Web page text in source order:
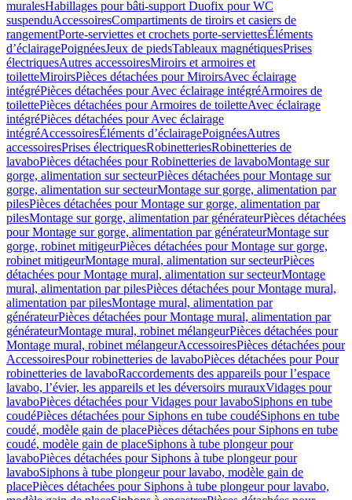
muralesHabillages pour bâti-support Duofix pour WC
suspenduAccessoiresCompartiments de tiroirs et casiers de
rangementPorte-serviettes et crochets porte-serviettesÉléments
d’éclairagePoignéesJeux de piedsTableaux magnétiquesPrises
électriquesAutres accessoiresMiroirs et armoires et
toiletteMiroirsPièces détachées pour MiroirsAvec éclairage
intégréPièces détachées pour Avec éclairage intégréArmoires de
toilettePièces détachées pour Armoires de toiletteAvec éclairage
intégréPièces détachées pour Avec éclairage
intégréAccessoiresÉléments d’éclairagePoignéesAutres
accessoiresPrises électriquesRobinetteriesRobinetteries de
lavaboPièces détachées pour Robinetteries de lavaboMontage sur
gorge, alimentation sur secteurPièces détachées pour Montage sur
gorge, alimentation sur secteurMontage sur gorge, alimentation par
pilesPièces détachées pour Montage sur gorge, alimentation par
pilesMontage sur gorge, alimentation par générateurPièces détachées
pour Montage sur gorge, alimentation par générateurMontage sur
gorge, robinet mitigeurPièces détachées pour Montage sur gorge,
robinet mitigeurMontage mural, alimentation sur secteurPièces
détachées pour Montage mural, alimentation sur secteurMontage
mural, alimentation par pilesPièces détachées pour Montage mural,
alimentation par pilesMontage mural, alimentation par
générateurPièces détachées pour Montage mural, alimentation par
générateurMontage mural, robinet mélangeurPièces détachées pour
Montage mural, robinet mélangeurAccessoiresPièces détachées pour
AccessoiresPour robinetteries de lavaboPièces détachées pour Pour
robinetteries de lavaboRaccordements des appareils pour l’espace
lavabo, l’évier, les appareils et les déversoirs murauxVidages pour
lavaboPièces détachées pour Vidages pour lavaboSiphons en tube
coudéPièces détachées pour Siphons en tube coudéSiphons en tube
coudé, modèle gain de placePièces détachées pour Siphons en tube
coudé, modèle gain de placeSiphons à tube plongeur pour
lavaboPièces détachées pour Siphons à tube plongeur pour
lavaboSiphons à tube plongeur pour lavabo, modèle gain de
placePièces détachées pour Siphons à tube plongeur pour lavabo,